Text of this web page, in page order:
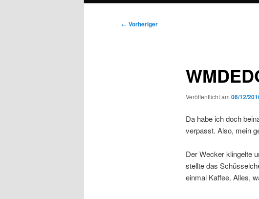
Beitragsnavigation
← Vorheriger
Veröffentlicht am 06/12/
Da habe ich doch
verpasst. Also, mein
Der Wecker klingelte
stellte das
einmal Kaffee. Alles,